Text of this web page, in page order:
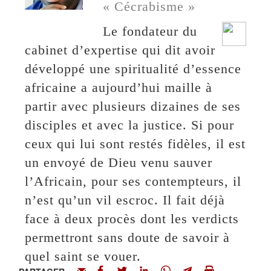
« Cécrabisme »
Le fondateur du
cabinet d’expertise qui dit avoir
développé une spiritualité d’essence
africaine a aujourd’hui maille à
partir avec plusieurs dizaines de ses
disciples et avec la justice. Si pour
ceux qui lui sont restés fidèles, il est
un envoyé de Dieu venu sauver
l’Africain, pour ses contempteurs, il
n’est qu’un vil escroc. Il fait déjà
face à deux procès dont les verdicts
permettront sans doute de savoir à
quel saint se vouer.